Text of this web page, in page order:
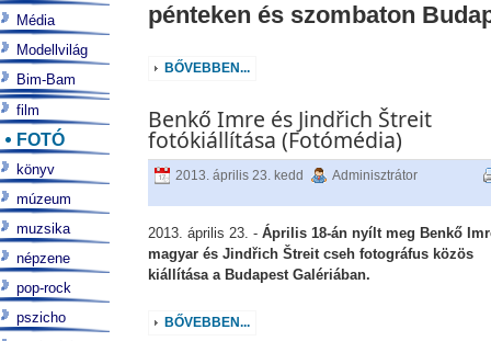
pénteken és szombaton
BŐVEBBEN...
Benkő Imre és Jindřich Štreit
fotókiállítása (Fotómédia)
2013. április 23. kedd Adminisztrátor
2013. április 23. - Április 18-án nyílt meg Benkő
magyar és Jindřich Štreit cseh fotográfus közös
kiállítása a Budapest Galériában.
BŐVEBBEN...
Média
Modellvilág
Bim-Bam
film
FOTÓ
könyv
múzeum
muzsika
népzene
pop-rock
pszicho